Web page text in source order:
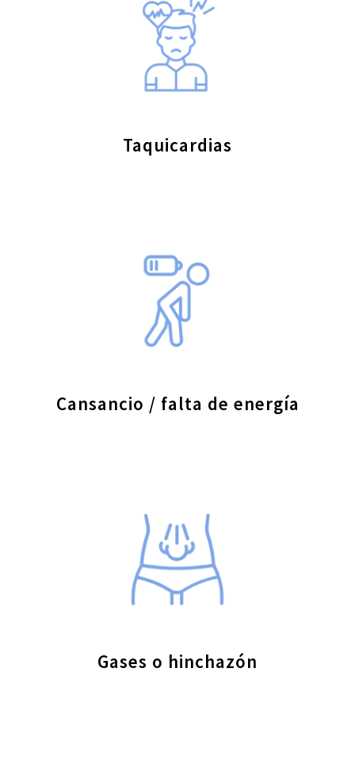
Taquicardias
Cansancio / falta de energía
Gases o hinchazón